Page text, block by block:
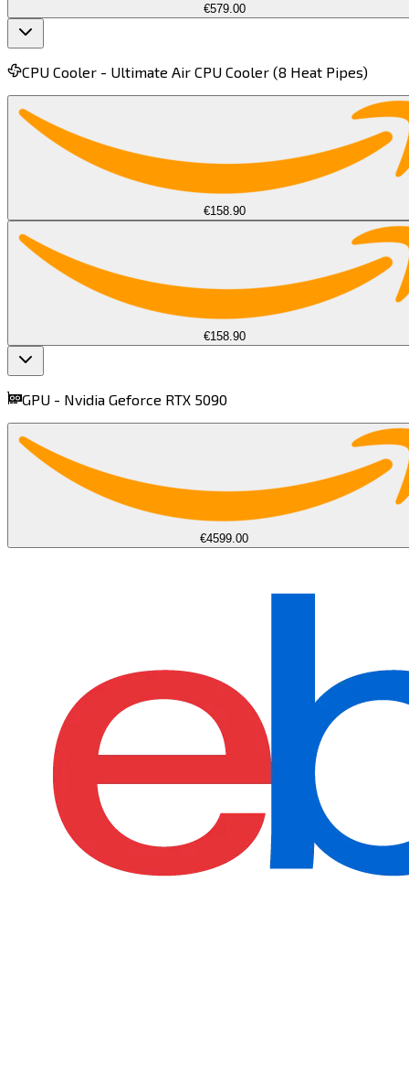
€579.00
cpus.gg
CPU Cooler - Ultimate Air CPU Cooler (8 Heat Pipes)​​​​‌ ‍ ​‍​‍‌‍ ‌ ​‍‌‍‍‌‌‍‌ ‌‍‍‌‌‍ ‍​‍​‍​ ‍‍​‍​‍‌ ​ ‌‍​‌‌‍ ‍‌‍‍‌‌ ‌​‌ ‍‌​‍ ‍‌‍‍‌‌‍ ​‍​‍​‍ ​​‍​‍‌‍‍​‌ ​‍‌‍‌‌‌‍‌‍​‍​‍​ ‍‍​‍​‍​‍ ‌‍​‌‌‍‌​‌‍ ‌‌‍‍‌‌‍ ‍​‍ ‌‍‍‌‌‍ ‍‌ ‌​‌‍‌‌‌‍ ‍‌ ‌​​‍ ‌‍‌‌‌‍‌​‌‍‍‌‌ ‌​​‍ ‌‍ ‌‌‍ ‌‍‌​‌‍‌‌​ ‌‌ ​​‌ ​‍‌‍‌‌‌ ​ ‌‍‌‌‌‍ ‍‌ ‌​‌‍​‌‌ ‌​‌‍‍‌‌‍ ‌‍ ‍​ ‍ ‌‍‍‌‌‍‌​​ ‌​ ‌‌​ ‌​​ ‌‍‌‍‌‌​ ‍‌​ ​ ​ ‌‍‌‍‌‌​‍ ‌​ ‌‌‌‍​ ​ ‍​‌‍‌‌​‍ ‌​ ‌​​ ‌​​ ​​‌‍​‍​‍ ‌​ ‍‌​ ​​‌‍‌‍‌‍​‍​‍ ‌‌‍​‍‌‍​‌​ ​‍​ ​‌​ ‌​​ ‌ ‌‍‌​​ ‌‍‌‍​ ‌‍​ ‌‍​ ‌‍​‍​ ‍ ‌ ‌​‌ ‍‌‌ ​​‌‍‌‌​ ‌‌‍​ ‌ ​​‌ ‌‌‌‍​ ‌‍ ‌‍ ‌‍ ​‌‍‌‌‌ ​‍​ ‍ ‌ ​​‌‍​‌‌ ‌​‌‍‍​​ ‌‌‍ ‍‌‍​‌‌‍ ‌‌‍‌‌​ ‌‍​‍‌‍​‌‌ ​ ‌‍‌‌‌‌‌‌‌ ​‍‌‍ ​​ ‌​‍‌‌​ ​‍‌​‌‍‌‍​‌‌‍‌​‌‍ ‌‌‍‍‌‌‍ ‍​‍‌‍‌‍‍‌‌‍‌​​ ‌​ ‌‌​ ‌​​ ‌‍‌‍‌‌​ ‍‌​ ​ ​ ‌‍‌‍‌‌​‍ ‌​ ‌‌‌‍​ ​ ‍​‌‍‌‌​‍ ‌​ ‌​​ ‌​​ ​​‌‍​‍​‍ ‌​ ‍‌​ ​​‌‍‌‍‌‍​‍​‍ ‌‌‍​‍‌‍​‌​ ​‍​ ​‌​ ‌​​ ‌ ‌‍‌​​ ‌‍‌‍​ ‌‍​ ‌‍​ ‌‍​‍​‍‌‍‌ ‌​‌ ‍‌‌ ​​‌‍‌‌​ ‌‌‍​ ‌ ​​‌ ‌‌‌‍​ ‌‍ ‌‍ ‌‍ ​‌‍‌‌‌ ​‍​‍‌‍‌ ​​‌‍​‌‌ ‌​‌‍‍​​ ‌‌‍ ‍‌‍​‌‌‍ ‌‌‍‌‌​‍‌‍‌ ​​‌‍‌‌‌ ​‍‌ ​ ‌ ​​‌‍‌‌‌‍​ ‌ ‌​‌‍‍‌‌ ‌‍‌‍‌‌​ ‌‌ ​​‌ ‌‌‌‍​‍‌‍ ​‌‍‍‌‌ ​ ‌‍‍​‌‍‌‌‌‍‌​​‍​‍‌ ‌
€158.90
€158.90
GPU - Nvidia Geforce RTX 5090​​​​‌ ‍ ​‍​‍‌‍ ‌ ​‍‌‍‍‌‌‍‌ ‌‍‍‌‌‍ ‍​‍​‍​ ‍‍​‍​‍‌ ​ ‌‍​‌‌‍ ‍‌‍‍‌‌ ‌​‌ ‍‌​‍ ‍‌‍‍‌‌‍ ​‍​‍​‍ ​​‍​‍‌‍‍​‌ ​‍‌‍‌‌‌‍‌‍​‍​‍​ ‍‍​‍​‍​‍ ‌‍​‌‌‍‌​‌‍ ‌‌‍‍‌‌‍ ‍​‍ ‌‍‍‌‌‍ ‍‌ ‌​‌‍‌‌‌‍ ‍‌ ‌​​‍ ‌‍‌‌‌‍‌​‌‍‍‌‌ ‌​​‍ ‌‍ ‌‌‍ ‌‍‌​‌‍‌‌​ ‌‌ ​​‌ ​‍‌‍‌‌‌ ​ ‌‍‌‌‌‍ ‍‌ ‌​‌‍​‌‌ ‌​‌‍‍‌‌‍ ‌‍ ‍​ ‍ ‌‍‍‌‌‍‌​​ ‌​ ​​​ ‌‌‌‍‌‌‌‍‌​‌‍​ ​ ​​​ ​‌​ ‌‌​‍ ‌​ ​ ​ ‌‌​ ​‌​ ​ ​‍ ‌​ ‌​‌‍​‍​ ​‌​ ‌‌​‍ ‌​ ‍​​ ​ ​ ‌ ‌‍​‍​‍ ‌​ ​‌​ ​‍​ ‌​​ ‌​‌‍​‌​ ​ ‌‍​ ‌‍​‍‌‍​‌‌‍‌​​ ‌​​ ​‍​ ‍ ‌ ‌​‌ ‍‌‌ ​​‌‍‌‌​ ‌‌‍‌ ‌ ​​‌ ‌‌​ ‍ ‌ ​​‌‍​‌‌ ‌​‌‍‍​​ ‌‌‍ ‍‌‍​‌‌‍ ‌‌‍‌‌​ ‌‍​‍‌‍​‌‌ ​ ‌‍‌‌‌‌‌‌‌ ​‍‌‍ ​​ ‌​‍‌‌​ ​‍‌​‌‍‌‍​‌‌‍‌​‌‍ ‌‌‍‍‌‌‍ ‍​‍‌‍‌‍‍‌‌‍‌​​ ‌​ ​​​ ‌‌‌‍‌‌‌‍‌​‌‍​ ​ ​​​ ​‌​ ‌‌​‍ ‌​ ​ ​ ‌‌​ ​‌​ ​ ​‍ ‌​ ‌​‌‍​‍​ ​‌​ ‌‌​‍ ‌​ ‍​​ ​ ​ ‌ ‌‍​‍​‍ ‌​ ​‌​ ​‍​ ‌​​ ‌​‌‍​‌​ ​ ‌‍​ ‌‍​‍‌‍​‌‌‍‌​​ ‌​​ ​‍​‍‌‍‌ ‌​‌ ‍‌‌ ​​‌‍‌‌​ ‌‌‍‌ ‌ ​​‌ ‌‌​‍‌‍‌ ​​‌‍​‌‌ ‌​‌‍‍​​ ‌‌‍ ‍‌‍​‌‌‍ ‌‌‍‌‌​‍‌‍‌ ​​‌‍‌‌‌ ​‍‌ ​ ‌ ​​‌‍‌‌‌‍​ ‌ ‌​‌‍‍‌‌ ‌‍‌‍‌‌​ ‌‌ ​​‌ ‌‌‌‍​‍‌‍ ​‌‍‍‌‌ ​ ‌‍‍​‌‍‌‌‌‍‌​​‍​‍‌ ‌
€4599.00